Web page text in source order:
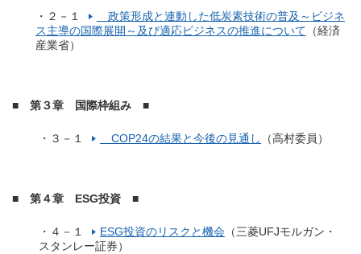
・２－１
政策形成と連動した低炭素技術の普及～ビジネ
ス主導の国際展開～及び適応ビジネスの推進について （経済
産業省）
■ 第３章 国際枠組み ■
・３－１ COP24の結果と今後の見通し （高村委員）
■ 第４章 ESG投資 ■
・４－１ ESG投資のリスクと機会 （三菱UFJモルガン・
スタンレー証券）